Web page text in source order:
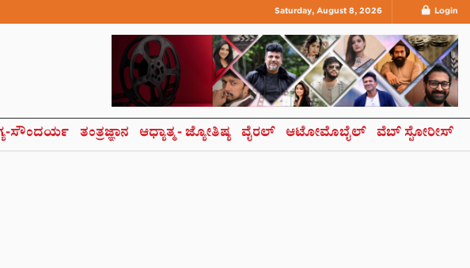
Saturday, August 8, 2026 Login
ಸೌಂದರ್ಯ ತಂತ್ರಜ್ಞಾನ ಆಧ್ಯಾತ್ಮ- ಜ್ಯೋತಿಷ್ಯ ವೈರಲ್ ಆಟೋಮೊಬೈಲ್ ವೆಬ್ ಸ್ಟೋರೀಸ್